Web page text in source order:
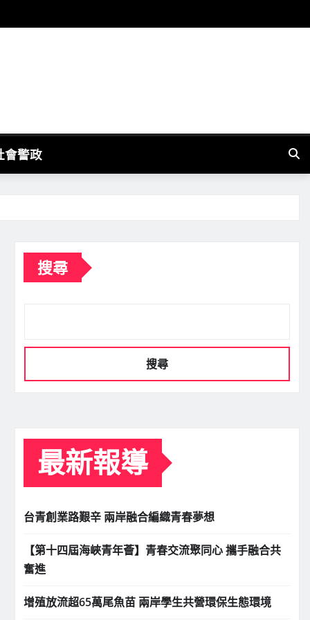
會警政
搜尋
搜尋
最新報導
台青創業路艱辛 兩岸融合編織青春夢想
【第十四屆海峽青年薈】青春交流聚同心 攜手融合共
奮進
增殖放流超65萬尾魚苗 兩岸學生共營環保生態環境